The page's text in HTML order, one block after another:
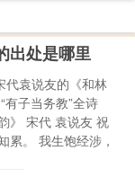
出处是哪里
代袁说友的《和林
有子当务教”全诗
》 宋代 袁说友 祝
累。 我生饱经涉，